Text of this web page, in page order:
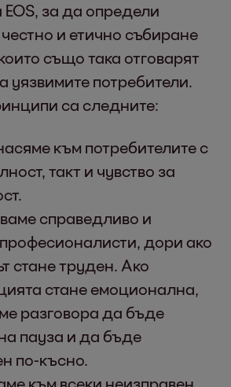
за да определи
и етично събиране
също така отговарят
уязвимите потребители.
са следните:
към потребителите с
такт и чувство за
справедливо и
дори ако
стане труден. Ако
стане емоционална,
разговора да бъде
пауза и да бъде
по-късно.
към всеки неизправен